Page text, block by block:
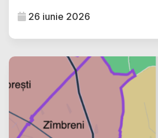
26 iunie 2026